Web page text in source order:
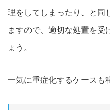
理をしてしまったり、と同
ますので、適切な処置を受
ょう。
一気に重症化するケースも